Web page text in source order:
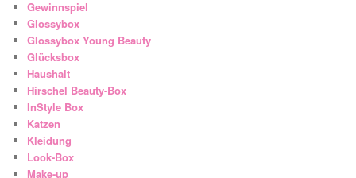
Gewinnspiel
Glossybox
Glossybox Young Beauty
Glücksbox
Haushalt
Hirschel Beauty-Box
InStyle Box
Katzen
Kleidung
Look-Box
Make-up